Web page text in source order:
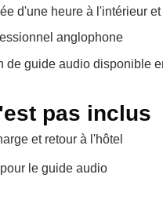
d'une heure à l'intérieur
anglophone
de guide audio disponible
pas inclus
et retour à l'hôtel
le guide audio